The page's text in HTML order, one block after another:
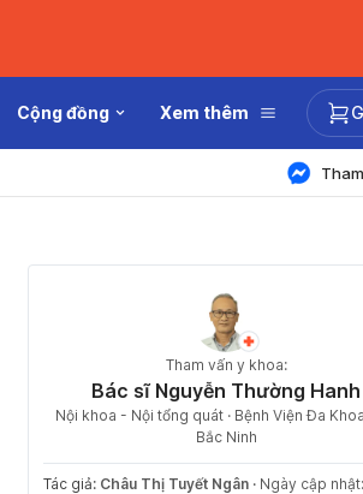
Cộng đồng Xem thêm
Tham vấn y khoa:
Bác sĩ Nguyễn Thường Hanh
Nội khoa - Nội tổng quát · Bệnh Viện Đa
Bắc Ninh
Tác giả: Châu Thị Tuyết Ngân · Ngày cập nhật: